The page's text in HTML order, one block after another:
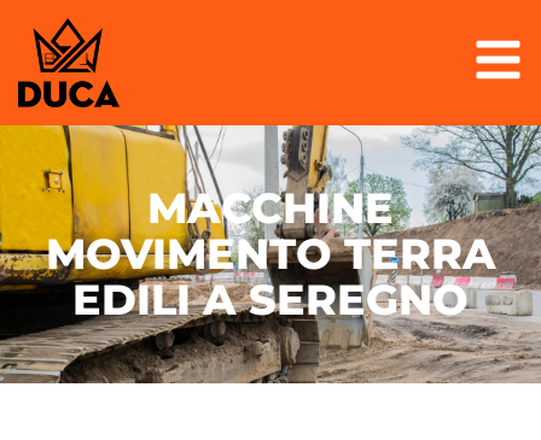
MACCHINE
MOVIMENTO TERRA
EDILI A SEREGNO